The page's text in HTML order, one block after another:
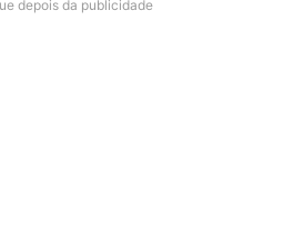
depois da publicidade